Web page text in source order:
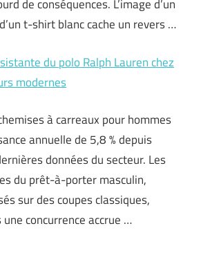
de conséquences. L’image d’un
t-shirt blanc cache un revers …
du polo Ralph Lauren chez
modernes
à carreaux pour hommes
annuelle de 5,8 % depuis
données du secteur. Les
du prêt-à-porter masculin,
sur des coupes classiques,
concurrence accrue …